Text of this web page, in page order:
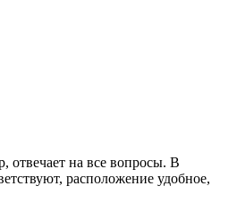
на все вопросы. В
расположение удобное,